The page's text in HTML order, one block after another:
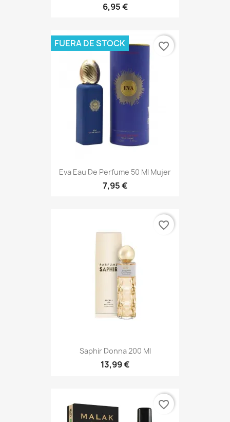
6,95 €
Eva Eau De Perfume 50 Ml Mujer
7,95 €
FUERA DE STOCK favorite_border
Saphir Donna 200 Ml
13,99 €
favorite_border
favorite_border